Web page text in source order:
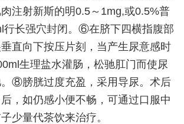
注射新斯的明0.5～1mg,或0.5%普
行长强穴封闭。⑥在脐下四横指腹部
直向下按压片刻，当产生尿意感时
生理盐水灌肠，松驰肛门而使尿
⑧膀胱过度充盈，采用导尿。术后
，如仍感小便不畅，可通过口服中
少量代茶饮来治疗。